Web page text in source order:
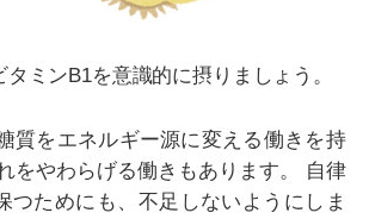
ミンB1を意識的に摂りましょう。
質をエネルギー源に変える働きを持
をやわらげる働きもあります。
自律
つためにも、不足しないようにしま